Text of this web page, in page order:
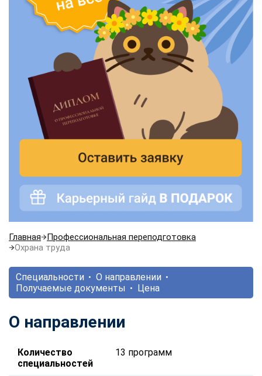
Главная
Профессиональная переподготовка
Охрана труда
Специальности
О направлении
Получаемые документы
Цена
О направлении
Количество
специальностей
13 программ